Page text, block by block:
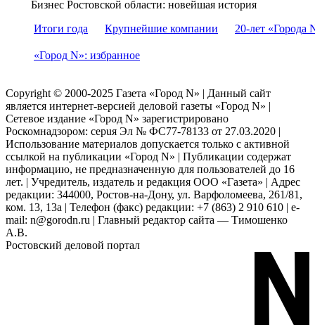
Бизнес Ростовской области: новейшая история
Итоги года
Крупнейшие компании 20-лет «Города
«Город N»: избранное
Copyright © 2000-2025 Газета «Город N» | Данный сайт
является интернет-версией деловой газеты «Город N» |
Сетевое издание «Город N» зарегистрировано
Роскомнадзором: серuя Эл № ФС77-78133 от 27.03.2020 |
Использование материалов допускается только с активной
ссылкой на публикации «Город N» | Публикации содержат
информацию, не предназначенную для пользователей до 16
лет. | Учредитель, издатель и редакция ООО «Газета» | Адрес
редакции: 344000, Ростов-на-Дону, ул. Варфоломеева, 261/81,
ком. 13, 13а | Телефон (факс) редакции: +7 (863) 2 910 610 | e-
mail: n@gorodn.ru | Главный редактор сайта — Тимошенко
А.В.
Ростовский деловой портал